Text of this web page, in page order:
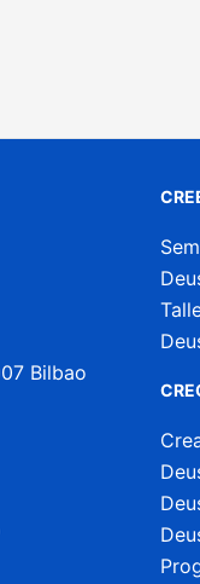
Bilbao